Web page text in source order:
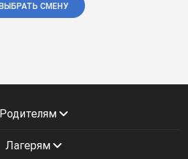
СМЕНУ
Родителям
Лагерям